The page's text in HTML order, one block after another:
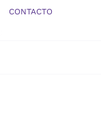
CONTACTO